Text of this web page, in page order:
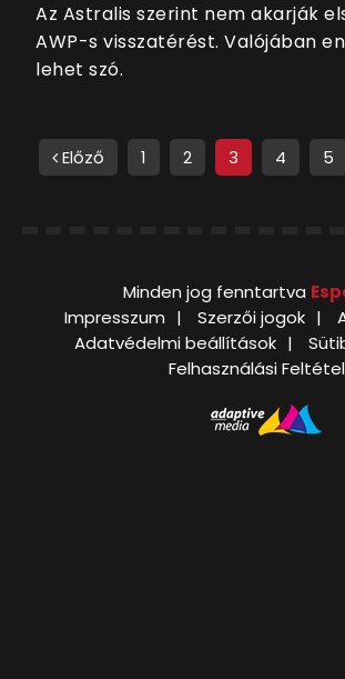
Az Astralis szerint nem akarják
AWP-s visszatérést. Valójában
lehet szó.
Előző 1 2 3 4 5
Minden jog fenntartva
Impresszum
Szerzői jogok
Adatvédelmi beállítások
Felhasználási